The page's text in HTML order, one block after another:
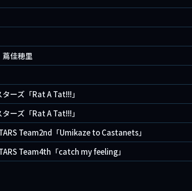
佳穂里
ーズ「Rat A Tat!!!」
ーズ「Rat A Tat!!!」
Team2nd「Umikaze to Castanets」
Team4th「catch my feeling」